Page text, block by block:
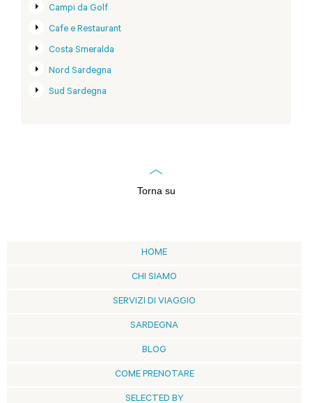
Campi da Golf
Cafe e Restaurant
Costa Smeralda
Nord Sardegna
Sud Sardegna
Torna su
HOME
CHI SIAMO
SERVIZI DI VIAGGIO
SARDEGNA
BLOG
COME PRENOTARE
SELECTED BY